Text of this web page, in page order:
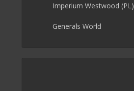
Imperium Westwood (PL)
Generals World